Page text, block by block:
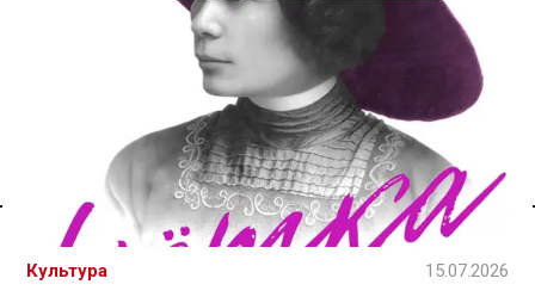
Спасылка без VPN
Культура 15.07.2026